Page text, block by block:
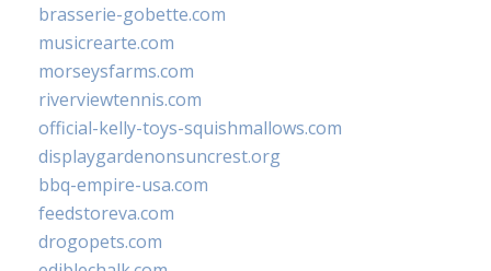
brasserie-gobette.com
musicrearte.com
morseysfarms.com
riverviewtennis.com
official-kelly-toys-squishmallows.com
displaygardenonsuncrest.org
bbq-empire-usa.com
feedstoreva.com
drogopets.com